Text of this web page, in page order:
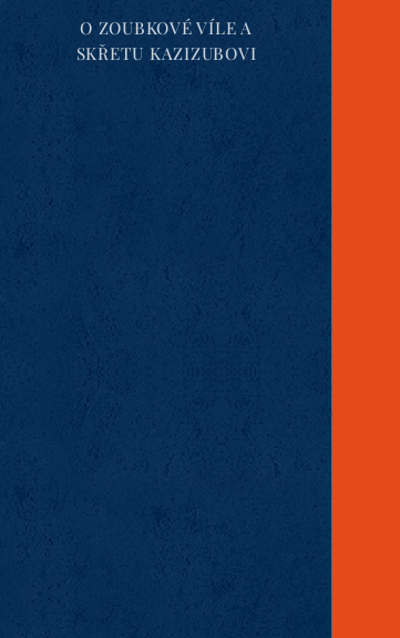
O ZOUBKOVÉ VÍLE A
SKŘETU KAZIZUBOVI